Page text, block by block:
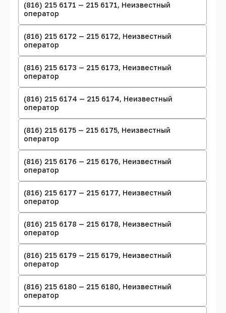
(816) 215 6171 — 215 6171, Неизвестный
оператор
(816) 215 6172 — 215 6172, Неизвестный
оператор
(816) 215 6173 — 215 6173, Неизвестный
оператор
(816) 215 6174 — 215 6174, Неизвестный
оператор
(816) 215 6175 — 215 6175, Неизвестный
оператор
(816) 215 6176 — 215 6176, Неизвестный
оператор
(816) 215 6177 — 215 6177, Неизвестный
оператор
(816) 215 6178 — 215 6178, Неизвестный
оператор
(816) 215 6179 — 215 6179, Неизвестный
оператор
(816) 215 6180 — 215 6180, Неизвестный
оператор